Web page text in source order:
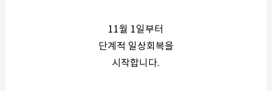
11월 1일부터
단계적 일상회복을
시작합니다.